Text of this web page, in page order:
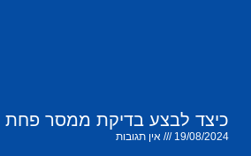
כיצד לבצע בדיקת ממסר פחת
19/08/2024 אין תגובות